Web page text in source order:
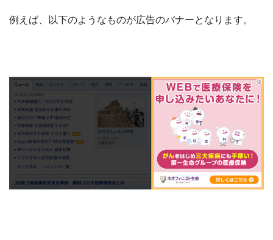
例えば、以下のようなものが広告のバナーとなります。